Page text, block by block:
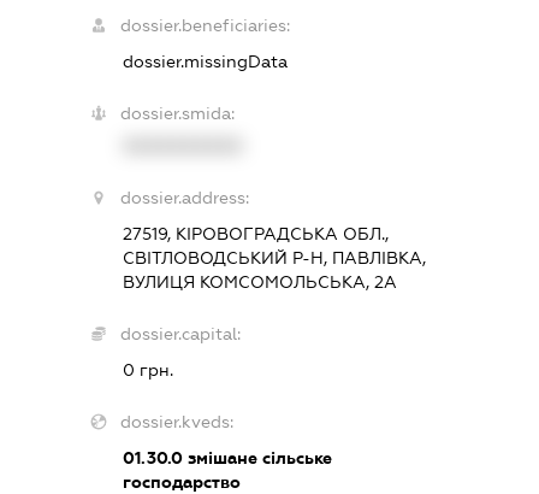
dossier.beneficiaries:
dossier.missingData
dossier.smida:
dossier.address:
27519, КІРОВОГРАДСЬКА ОБЛ.,
СВІТЛОВОДСЬКИЙ Р-Н, ПАВЛІВКА,
ВУЛИЦЯ КОМСОМОЛЬСЬКА, 2А
dossier.capital:
0 грн.
dossier.kveds:
01.30.0змішане сільське
господарство